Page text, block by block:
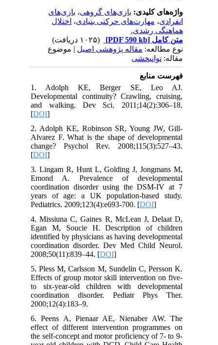
واژه‌های کلیدی:بازی‌های گروهی،بازی‌های
انفرادی،مهارت‌های حرکتی بنیادی،اختلال
هماهنگی رشدی.
متن کامل[PDF 590 kb]
نوع مطالعه:مقاله پژوهشی اصیل| موضوع
مقاله:توانبخشی
فهرست منابع
1. Adolph KE, Berger SE, Leo AJ.
Developmental continuity? Crawling, cruising,
and walking. Dev Sci. 2011;14(2):306–18.
[DOI
2. Adolph KE, Robinson SR, Young JW, Gill-
Alvarez F. What is the shape of developmental
change? Psychol Rev. 2008;115(3):527–43.
[DOI
3. Lingam R, Hunt L, Golding J, Jongmans M,
Emond A. Prevalence of developmental
coordination disorder using the DSM-IV at 7
years of age: a UK population-based study.
Pediatrics. 2009;123(4):e693-700. [DOI
4. Missiuna C, Gaines R, McLean J, Delaat D,
Egan M, Soucie H. Description of children
identified by physicians as having developmental
coordination disorder. Dev Med Child Neurol.
2008;50(11):839–44. [DOI
5. Pless M, Carlsson M, Sundelin C, Persson K.
Effects of group motor skill intervention on five-
to six-year-old children with developmental
coordination disorder. Pediatr Phys Ther.
2000;12(4):183–9.
6. Peens A, Pienaar AE, Nienaber AW. The
effect of different intervention programmes on
the self-concept and motor proficiency of 7- to 9-